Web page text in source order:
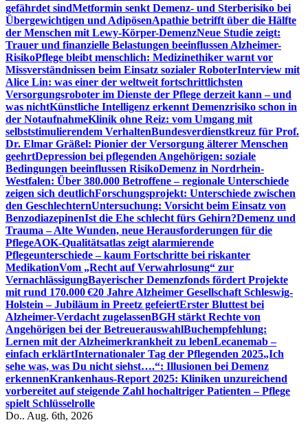
gefährdet sindMetformin senkt Demenz- und Sterberisiko bei
Übergewichtigen und AdipösenApathie betrifft über die Hälfte
der Menschen mit Lewy-Körper-DemenzNeue Studie zeigt:
Trauer und finanzielle Belastungen beeinflussen Alzheimer-
RisikoPflege bleibt menschlich: Medizinethiker warnt vor
Missverständnissen beim Einsatz sozialer RoboterInterview mit
Alice Lin: was einer der weltweit fortschrittlichsten
Versorgungsroboter im Dienste der Pflege derzeit kann – und
was nichtKünstliche Intelligenz erkennt Demenzrisiko schon in
der NotaufnahmeKlinik ohne Reiz: vom Umgang mit
selbststimulierendem VerhaltenBundesverdienstkreuz für Prof.
Dr. Elmar Gräßel: Pionier der Versorgung älterer Menschen
geehrtDepression bei pflegenden Angehörigen: soziale
Bedingungen beeinflussen RisikoDemenz in Nordrhein-
Westfalen: Über 380.000 Betroffene – regionale Unterschiede
zeigen sich deutlichForschungsprojekt: Unterschiede zwischen
den GeschlechternUntersuchung: Vorsicht beim Einsatz von
BenzodiazepinenIst die Ehe schlecht fürs Gehirn?Demenz und
Trauma – Alte Wunden, neue Herausforderungen für die
PflegeAOK-Qualitätsatlas zeigt alarmierende
Pflegeunterschiede – kaum Fortschritte bei riskanter
MedikationVom „Recht auf Verwahrlosung“ zur
VernachlässigungBayerischer Demenzfonds fördert Projekte
mit rund 170.000 €20 Jahre Alzheimer Gesellschaft Schleswig-
Holstein – Jubiläum in Preetz gefeiertErster Bluttest bei
Alzheimer-Verdacht zugelassenBGH stärkt Rechte von
Angehörigen bei der BetreuerauswahlBuchempfehlung:
Lernen mit der Alzheimerkrankheit zu lebenLecanemab –
einfach erklärtInternationaler Tag der Pflegenden 2025„Ich
sehe was, was Du nicht siehst….“: Illusionen bei Demenz
erkennenKrankenhaus-Report 2025: Kliniken unzureichend
vorbereitet auf steigende Zahl hochaltriger Patienten – Pflege
spielt Schlüsselrolle
Do.. Aug. 6th, 2026